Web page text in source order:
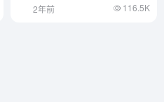
2年前 116.5K